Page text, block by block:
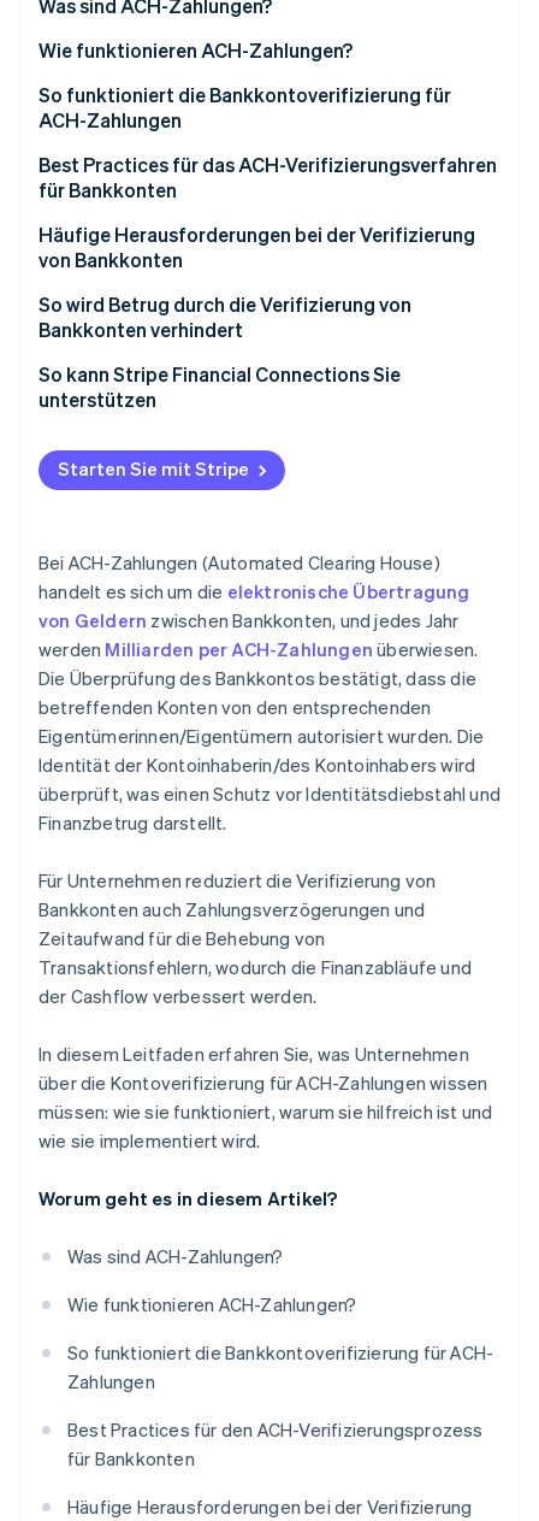
Betrugsprävention
Atlas
Start-up-Gründung
Climate
CO₂-Entnahme
Identity
Online-Identitätsprüfung
Stripe-Sessions 2026
Jetzt ansehen
Ecosystem
Stripe App-Marktplatz
Was sind ACH-Zahlungen?
Wie funktionieren ACH-Zahlungen?
Einleitung von Transaktionen
Stapelverarbeitung
Verarbeitung
Zahlungsabwicklung
Benachrichtigung und Berichterstattung
So funktioniert die Bankkontoverifizierung für
ACH-Zahlungen
Erfassen von Kontoinformationen
Aktivieren eines verifizierten Kontos
Überwachen von Konten im Hinblick auf verdächtige
Aktivitäten
Best Practices für das ACH-Verifizierungsverfahren
für Bankkonten
Strenge Sicherheitsmaßnahmen implementieren
Regelmäßige Aktualisierung und Prüfung der
Informieren von Kundinnen und Kunden über die
Verwenden von fortschrittlichen Analysetools
Häufige Herausforderungen bei der Verifizierung
von Bankkonten
So wird Betrug durch die Verifizierung von
Bankkonten verhindert
So kann Stripe Financial Connections Sie
unterstützen
Starten Sie mit Stripe
Bei ACH-Zahlungen (Automated Clearing House)
handelt es sich um die elektronische Übertragung
von Geldern zwischen Bankkonten, und jedes Jahr
werden Milliarden per ACH-Zahlungen überwiesen.
Die Überprüfung des Bankkontos bestätigt, dass die
betreffenden Konten von den entsprechenden
Eigentümerinnen/Eigentümern autorisiert wurden. Die
Identität der Kontoinhaberin/des Kontoinhabers wird
überprüft, was einen Schutz vor Identitätsdiebstahl und
Finanzbetrug darstellt.
Für Unternehmen reduziert die Verifizierung von
Bankkonten auch Zahlungsverzögerungen und
Zeitaufwand für die Behebung von
Transaktionsfehlern, wodurch die Finanzabläufe und
der Cashflow verbessert werden.
In diesem Leitfaden erfahren Sie, was Unternehmen
über die Kontoverifizierung für ACH-Zahlungen wissen
müssen: wie sie funktioniert, warum sie hilfreich ist und
wie sie implementiert wird.
Worum geht es in diesem Artikel?
Was sind ACH-Zahlungen?
Wie funktionieren ACH-Zahlungen?
So funktioniert die Bankkontoverifizierung für ACH-
Zahlungen
Best Practices für den ACH-Verifizierungsprozess
für Bankkonten
Häufige Herausforderungen bei der Verifizierung